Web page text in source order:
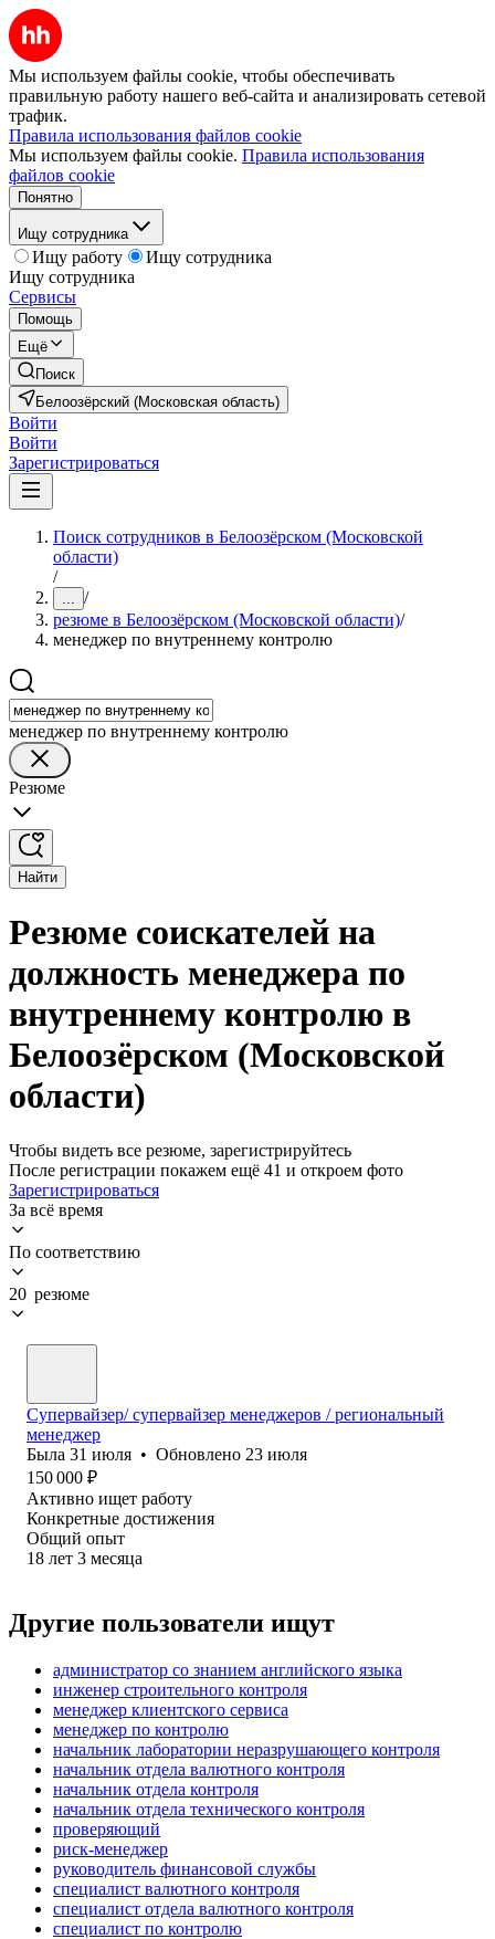
Мы используем файлы cookie, чтобы обеспечивать
правильную работу нашего веб-сайта и анализировать сетевой
трафик.
Правила использования файлов cookie
Мы используем файлы cookie. Правила использования
файлов cookie
Понятно
Ищу сотрудника
Ищу работу
Ищу сотрудника
Ищу сотрудника
Сервисы
Помощь
Ещё
Поиск
Белоозёрский (Московская область)
Войти
Войти
Зарегистрироваться
Поиск сотрудников в Белоозёрском (Московской
области)
/
... /
резюме в Белоозёрском (Московской области)/
менеджер по внутреннему контролю
менеджер по внутреннему контролю
Резюме
Найти
Резюме соискателей на
должность менеджера по
внутреннему контролю в
Белоозёрском (Московской
области)
Чтобы видеть все резюме, зарегистрируйтесь
После регистрации покажем ещё 41 и откроем фото
Зарегистрироваться
За всё время
По соответствию
20 резюме
Супервайзер/ супервайзер менеджеров / региональный
менеджер
Была 31 июля • Обновлено 23 июля
150 000 ₽
Активно ищет работу
Конкретные достижения
Общий опыт
18 лет 3 месяца
Другие пользователи ищут
администратор со знанием английского языка
инженер строительного контроля
менеджер клиентского сервиса
менеджер по контролю
начальник лаборатории неразрушающего контроля
начальник отдела валютного контроля
начальник отдела контроля
начальник отдела технического контроля
проверяющий
риск-менеджер
руководитель финансовой службы
специалист валютного контроля
специалист отдела валютного контроля
специалист по контролю